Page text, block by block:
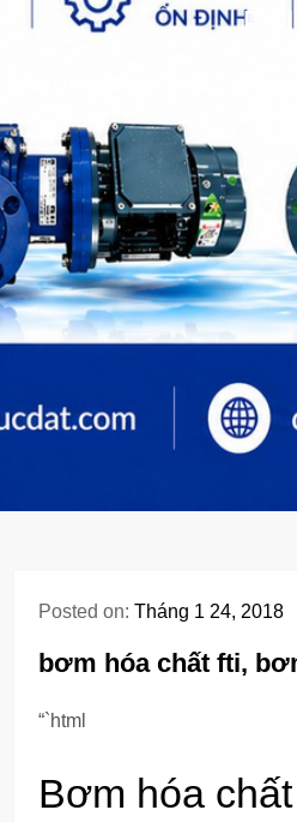
FTI
Posted on: Tháng 1 24, 2018
bơm hóa chất fti,
“`html
Bơm hóa